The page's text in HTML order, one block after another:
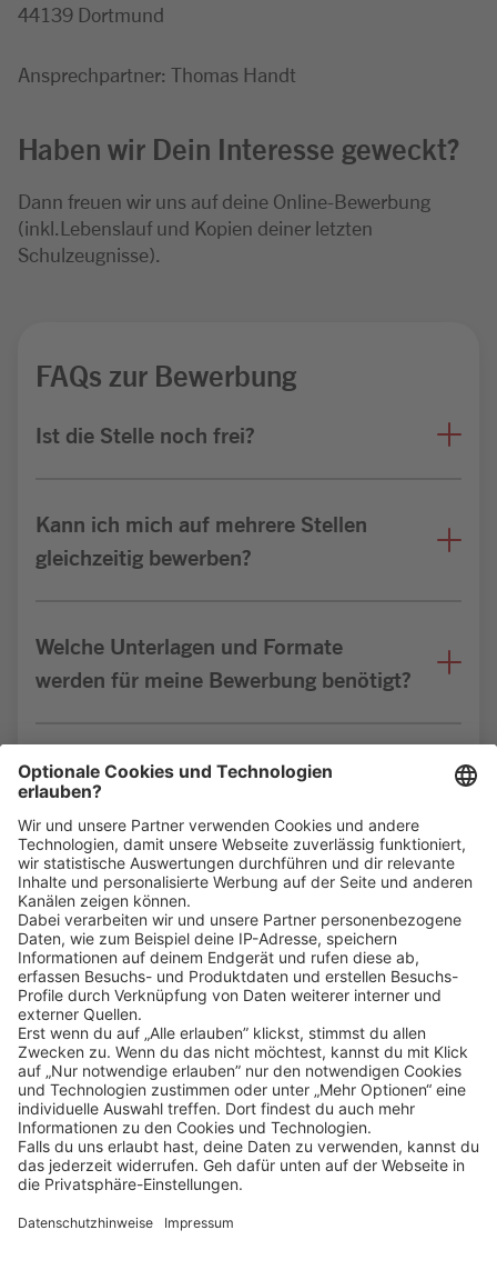
44139 Dortmund
Ansprechpartner: Thomas Handt
Haben wir Dein Interesse geweckt?
Dann freuen wir uns auf deine Online-Bewerbung
(inkl.Lebenslauf und Kopien deiner letzten
Schulzeugnisse).
FAQs zur Bewerbung
Ist die Stelle noch frei?
Kann ich mich auf mehrere Stellen
gleichzeitig bewerben?
Welche Unterlagen und Formate
werden für meine Bewerbung benötigt?
Bin ich für die Stelle geeignet?
Klickehier, um alle offenen Jobs zu sehen.
Impressum Datenschutz
Privatsphäre-Einstellungen
FAQ
Veranstaltungen
Sitemap